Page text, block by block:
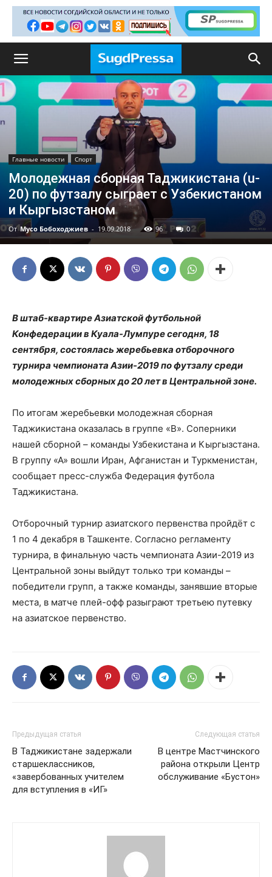
Главные новости Спорт
Молодежная сборная Таджикистана (u-
20) по футзалу сыграет с Узбекистаном
и Кыргызстаном
От Мусо Бобоходжиев - 19.09.2018 96 0
В штаб-квартире Азиатской футбольной
Конфедерации в Куала-Лумпуре сегодня, 18
сентября, состоялась жеребьевка отборочного
турнира чемпионата Азии-2019 по футзалу среди
молодежных сборных до 20 лет в Центральной зоне.
По итогам жеребьевки молодежная сборная
Таджикистана оказалась в группе «В». Соперники
нашей сборной – команды Узбекистана и Кыргызстана.
В группу «А» вошли Иран, Афганистан и Туркменистан,
сообщает пресс-служба Федерация футбола
Таджикистана.
Отборочный турнир азиатского первенства пройдёт с
1 по 4 декабря в Ташкенте. Согласно регламенту
турнира, в финальную часть чемпионата Азии-2019 из
Центральной зоны выйдут только три команды –
победители групп, а также команды, занявшие вторые
места, в матче плей-офф разыграют третьею путевку
на азиатское первенство.
Предыдущая статья
В Таджикистане задержали
старшеклассников,
«завербованных учителем
для вступления в «ИГ»
Следующая статья
В центре Мастчинского
района открыли Центр
обслуживание «Бустон»